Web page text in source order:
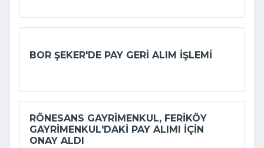
BOR ŞEKER'DE PAY GERI ALIM IŞLEMI
RÖNESANS GAYRIMENKUL, FERIKÖY
GAYRIMENKUL'DAKI PAY ALIMI IÇIN
ONAY ALDI